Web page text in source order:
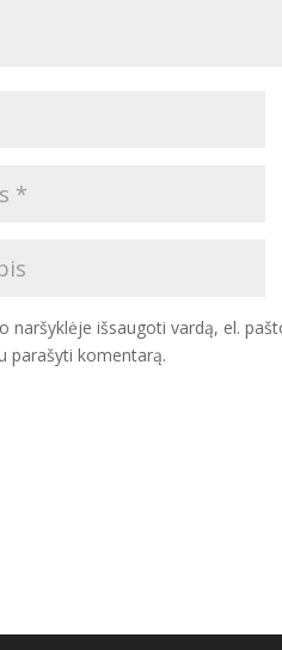
naršyklėje išsaugoti vardą, el.
parašyti komentarą.